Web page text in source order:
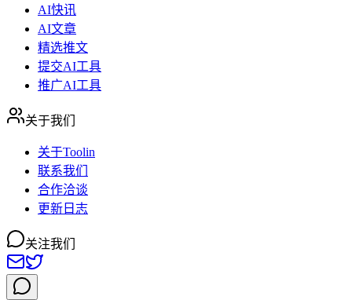
AI快讯
AI文章
精选推文
提交AI工具
推广AI工具
关于我们
关于Toolin
联系我们
合作洽谈
更新日志
关注我们